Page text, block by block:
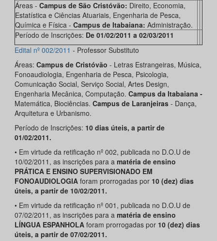
Áreas - Campus de São Cristóvão: Direito, Economia,
Estatística e Ciências Atuariais, Engenharia de Pesca,
Química e Física - Campus de Itabaiana: Administração.
Período de Inscrições: De 01/02/2011 a 02/03/2011
Edital nº 002/2011 - Professor Substituto
Áreas: Campus de Cristóvão - Letras Estrangeiras, Música,
Fonoaudiologia, Engenharia de Pesca, Psicologia,
Comunicação Social, Serviço Social, Artes Design,
Engenharia Mecânica, Computação. Campus da Itabaiana -
Matemática, Biociências. Campus de Laranjeiras - Dança,
Arquitetura e Urbanismo.
Período de Inscrições: 10 dias úteis, a partir de
01/02/2011.
• Em virtude da retificação nº 002, publicada no D.O.U de
10/02/2011, as inscrições para a matéria de ensino
PRÁTICA E ENSINO SUPERVISIONADO EM
FONOAUDIOLOGIA foram prorrogadas por 10 (dez) dias
úteis, a partir de 10/02/2011.
• Em virtude da retificação nº 001, publicada no D.O.U de
07/02/2011, as inscrições para a matéria de ensino
LÍNGUA ESPANHOLA foram prorrogadas por 10 (dez) dias
úteis, a partir de 07/02/2011.